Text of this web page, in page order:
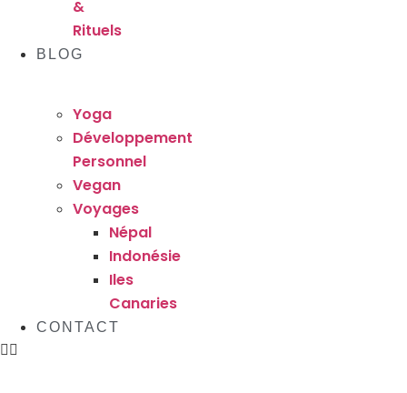
&
Rituels
BLOG
Yoga
Développement
Personnel
Vegan
Voyages
Népal
Indonésie
Iles
Canaries
CONTACT